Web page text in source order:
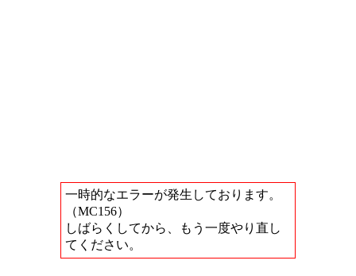
一時的なエラーが発生しております。
（MC156）
しばらくしてから、もう一度やり直し
てください。